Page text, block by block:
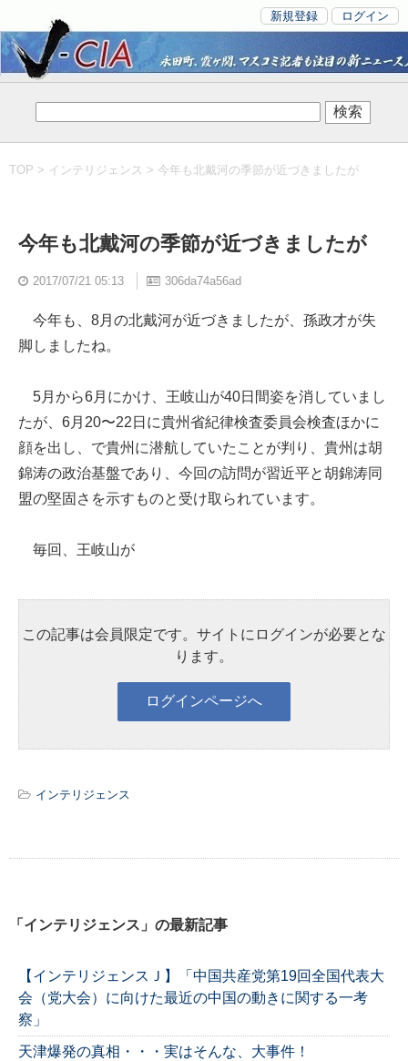
新規登録 ログイン
TOP > インテリジェンス > 今年も北戴河の季節が近づきましたが
今年も北戴河の季節が近づきましたが
2017/07/21 05:13 306da74a56ad
今年も、8月の北戴河が近づきましたが、孫政才が失
脚しましたね。
5月から6月にかけ、王岐山が40日間姿を消していまし
たが、6月20〜22日に貴州省紀律検査委員会検査ほかに
顔を出し、で貴州に潜航していたことが判り、貴州は胡
錦涛の政治基盤であり、今回の訪問が習近平と胡錦涛同
盟の堅固さを示すものと受け取られています。
毎回、王岐山が
この記事は会員限定です。サイトにログインが必要とな
ります。
インテリジェンス
「インテリジェンス」の最新記事
【インテリジェンスＪ】「中国共産党第19回全国代表大
会（党大会）に向けた最近の中国の動きに関する一考
察」
天津爆発の真相・・・実はそんな、大事件！